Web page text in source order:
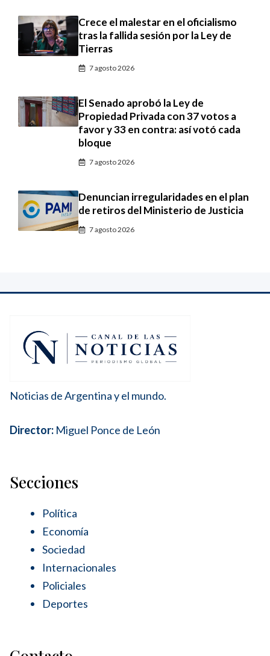
Crece el malestar en el oficialismo
tras la fallida sesión por la Ley de
Tierras
7 agosto 2026
El Senado aprobó la Ley de
Propiedad Privada con 37 votos a
favor y 33 en contra: así votó cada
bloque
7 agosto 2026
Denuncian irregularidades en el plan
de retiros del Ministerio de Justicia
7 agosto 2026
Noticias de Argentina y el mundo.
Director: Miguel Ponce de León
Secciones
Política
Economía
Sociedad
Internacionales
Policiales
Deportes